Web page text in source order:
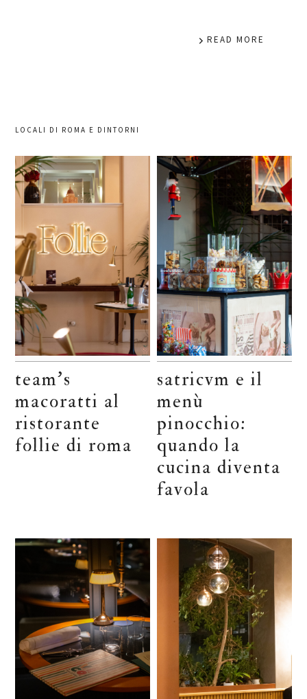
READ MORE
LOCALI DI ROMA E DINTORNI
team’s
macoratti al
ristorante
follie di roma
satricvm e il
menù
pinocchio:
quando la
cucina diventa
favola